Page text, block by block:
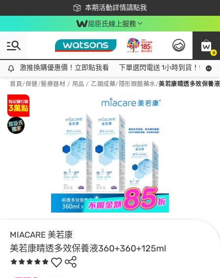
本期活動詳情請點我
下載app最高回饋$350
屈臣氏線上服務
0
激推換購優惠價！立即點我看
激推換購優惠價！立即點我看 下單選閃電送 1小時到貨！領神
首頁/保健/醫療器材 / 用品 / 乙類成藥/ 隱形眼鏡藥水/美若康睛透多效保養
MIACARE 美若康
美若康睛透多效保養液360+360+125ml